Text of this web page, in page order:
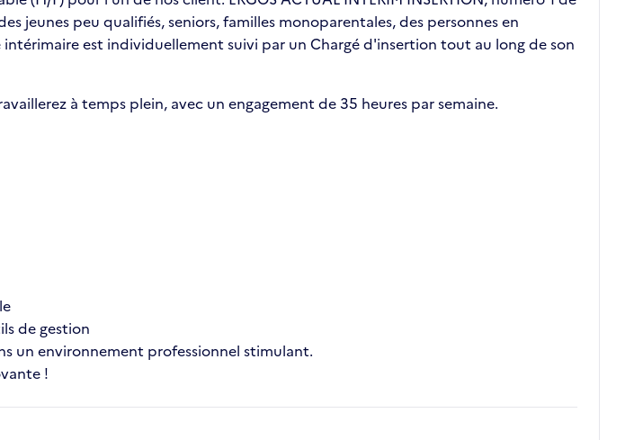
jeunes peu qualifiés, seniors, familles monoparentales, des personnes en
est individuellement suivi par un Chargé d'insertion tout au long de son
à temps plein, avec un engagement de 35 heures par semaine.
de gestion
un environnement professionnel stimulant.
!